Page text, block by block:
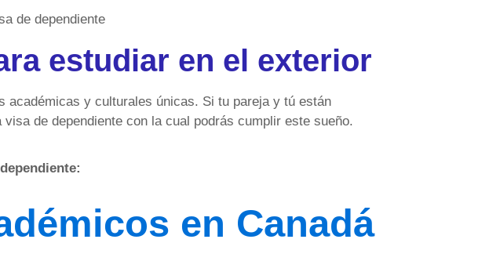
estudiar en el exterior
académicas y culturales únicas. Si tu pareja y tú están
de dependiente con la cual podrás cumplir este sueño.
en Canadá